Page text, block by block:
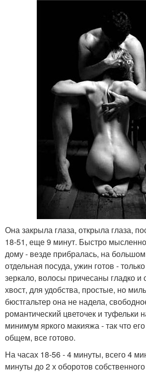
Она закрыла глаза, открыла глаза,
18-51, еще 9 минут. Быстро
дому - везде прибралась, на
отдельная посуда, ужин готов -
зеркало, волосы причесаны гладко и
хвост, для удобства, простые, но
бюстгальтер она не надела,
романтический цветочек и туфельки
минимум яркого макияжа - так что
общем, все готово.
На часах 18-56 - 4 минуты, всего 4
минуты до 2 х оборотов